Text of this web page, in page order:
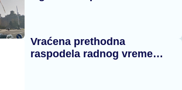
Vraćena prethodna
raspodela radnog vreme…